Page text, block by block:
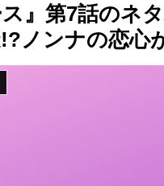
ス』第7話のネ
ノンナの恋心